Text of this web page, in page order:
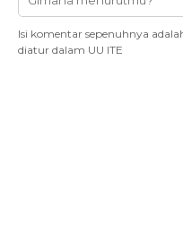
Isi komentar sepenuhnya
diatur dalam UU ITE